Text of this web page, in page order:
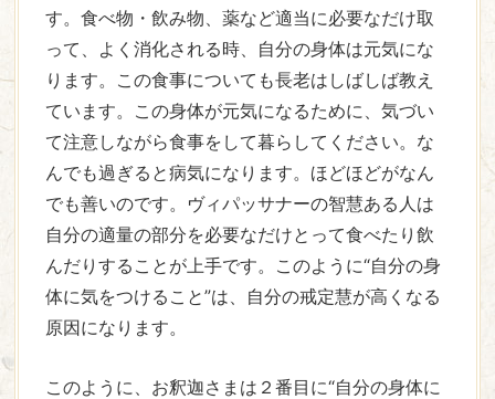
す。食べ物・飲み物、薬など適当に必要なだけ取
って、よく消化される時、自分の身体は元気にな
ります。この食事についても長老はしばしば教え
ています。この身体が元気になるために、気づい
て注意しながら食事をして暮らしてください。な
んでも過ぎると病気になります。ほどほどがなん
でも善いのです。ヴィパッサナーの智慧ある人は
自分の適量の部分を必要なだけとって食べたり飲
んだりすることが上手です。このように“自分の身
体に気をつけること”は、自分の戒定慧が高くなる
原因になります。
このように、お釈迦さまは２番目に“自分の身体に